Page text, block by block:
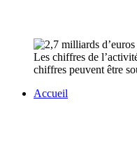
Les chiffres de
chiffres peuvent être
Accueil